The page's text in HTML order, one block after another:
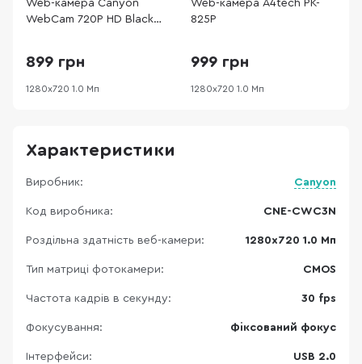
Web-камера Canyon
WebCam 720P HD Black
899 грн
1280х720 1.0 Мп
Web-камера A4tech PK-
825P
999 грн
1280х720 1.0 Мп
Характеристики
Виробник: Canyon
Код виробника: CNE-CWC3N
Роздільна здатність веб-камери: 1280х720 1.0 Мп
Тип матриці фотокамери: CMOS
Частота кадрів в секунду: 30 fps
Фокусування: Фіксований фокус
Інтерфейси: USB 2.0